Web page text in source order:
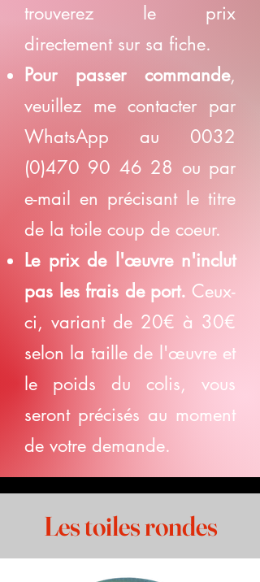
trouverez le prix
directement sur sa fiche.
Pour passer commande,
veuillez me contacter par
WhatsApp au 0032
(0)470 90 46 28 ou par
e-mail en précisant le titre
de la toile coup de coeur.
Le prix de l'œuvre n'inclut
pas les frais de port. Ceux-
ci, variant de 20€ à 30€
selon la taille de l'œuvre et
le poids du colis, vous
seront précisés au moment
de votre demande.
Les toiles rondes